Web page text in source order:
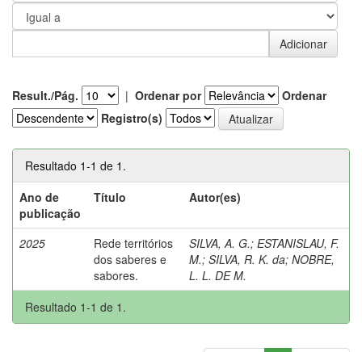
Result./Pág. | Ordenar por
Ordenar
Registro(s)
Resultado 1-1 de 1.
Ano de
publicação
Título Autor(es)
2025
Rede territórios
dos saberes e
sabores.
SILVA, A. G.; ESTANISLAU, F.
M.; SILVA, R. K. da; NOBRE,
L. L. DE M.
Resultado 1-1 de 1.